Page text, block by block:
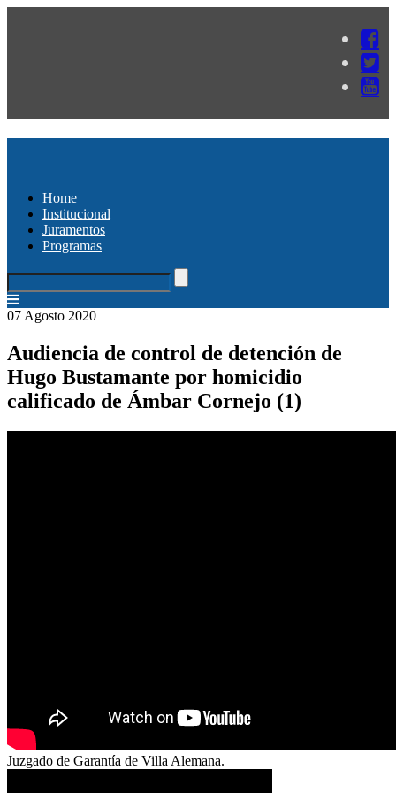
Home
Institucional
Juramentos
Programas
07 Agosto 2020
Audiencia de control de detención de
Hugo Bustamante por homicidio
calificado de Ámbar Cornejo (1)
Juzgado de Garantía de Villa Alemana.